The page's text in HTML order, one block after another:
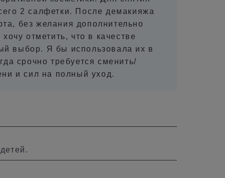
2 салфетки. После демакияжа
без желания дополнительно
отметить, что в качестве
выбор. Я бы использовала их в
срочно требуется сменить/
и сил на полный уход.